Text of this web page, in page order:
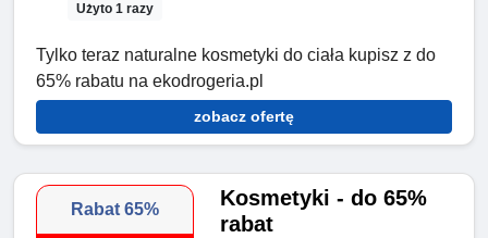
Użyto 1 razy
Tylko teraz naturalne kosmetyki do ciała kupisz z do
65% rabatu na ekodrogeria.pl
zobacz ofertę
Rabat 65%
Kosmetyki - do 65%
rabat